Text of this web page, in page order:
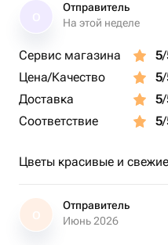
Отправитель
На этой неделе
Сервис магазина 5
Цена/Качество
5
Доставка
5
Соответствие
5
Цветы красивые и
О
Отправитель
Июнь 2026